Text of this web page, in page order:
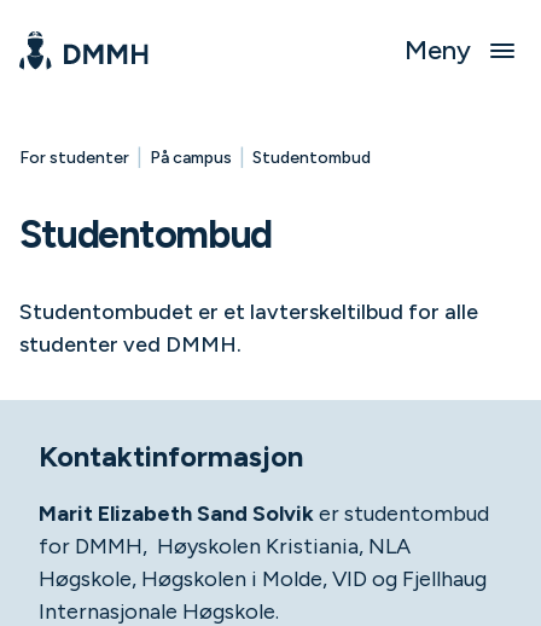
Meny
For studenter | På campus | Studentombud
Studentombud
Studentombudet er et lavterskeltilbud for alle
studenter ved DMMH.
Kontaktinformasjon
Marit Elizabeth Sand Solviker studentombud
for DMMH, Høyskolen Kristiania, NLA
Høgskole, Høgskolen i Molde, VID og Fjellhaug
Internasjonale Høgskole.